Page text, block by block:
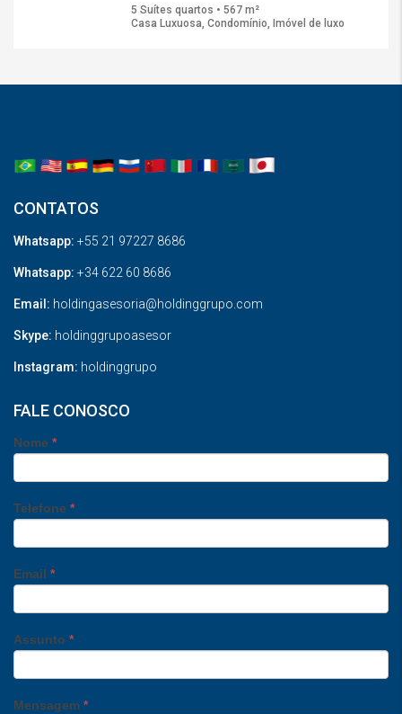
5 Suítes quartos • 567 m²
Casa Luxuosa, Condomínio, Imóvel de luxo
CONTATOS
Whatsapp: +55 21 97227 8686
Whatsapp: +34 622 60 8686
Email: holdingasesoria@holdinggrupo.com
Skype: holdinggrupoasesor
Instagram: holdinggrupo
FALE CONOSCO
Nome *
Telefone *
Email *
Assunto *
Mensagem *